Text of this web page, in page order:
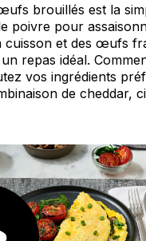
brouillés est la
poivre pour
et des œufs
repas idéal.
vos ingrédients
de cheddar,